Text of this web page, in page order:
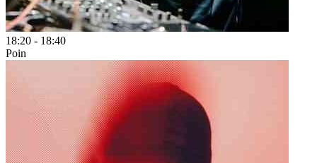
18:20 - 18:40
Poin